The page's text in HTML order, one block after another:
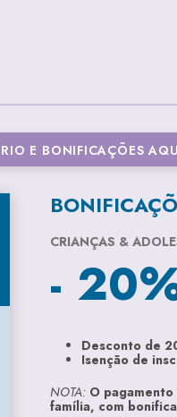
E BONIFICAÇÕES
CRIANÇAS &
-
Desconto de
Isenção de
NOTA: O
família, com